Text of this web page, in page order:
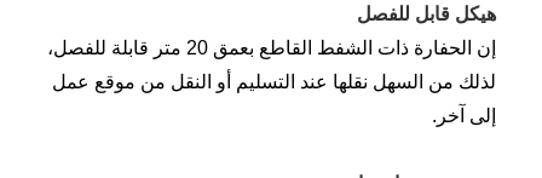
هيكل قابل للفصل
إن الحفارة ذات الشفط القاطع بعمق 20 متر قابلة للفصل،
لذلك من السهل نقلها عند التسليم أو النقل من موقع عمل
إلى آخر.